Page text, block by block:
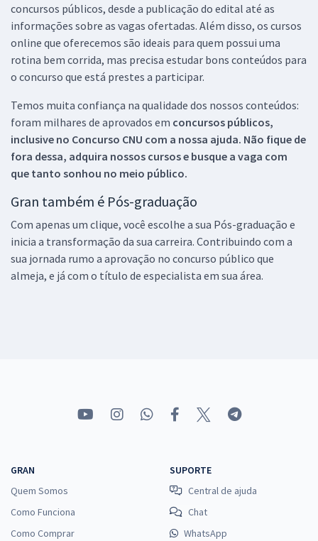
concursos públicos, desde a publicação do edital até as
informações sobre as vagas ofertadas. Além disso, os cursos
online que oferecemos são ideais para quem possui uma
rotina bem corrida, mas precisa estudar bons conteúdos para
o concurso que está prestes a participar.
Temos muita confiança na qualidade dos nossos conteúdos:
foram milhares de aprovados em concursos públicos,
inclusive no Concurso CNU com a nossa ajuda. Não fique de
fora dessa, adquira nossos cursos e busque a vaga com
que tanto sonhou no meio público.
Gran também é Pós-graduação
Com apenas um clique, você escolhe a sua Pós-graduação e
inicia a transformação da sua carreira. Contribuindo com a
sua jornada rumo a aprovação no concurso público que
almeja, e já com o título de especialista em sua área.
GRAN
Quem Somos
Como Funciona
Como Comprar
SUPORTE
Central de ajuda
Chat
WhatsApp